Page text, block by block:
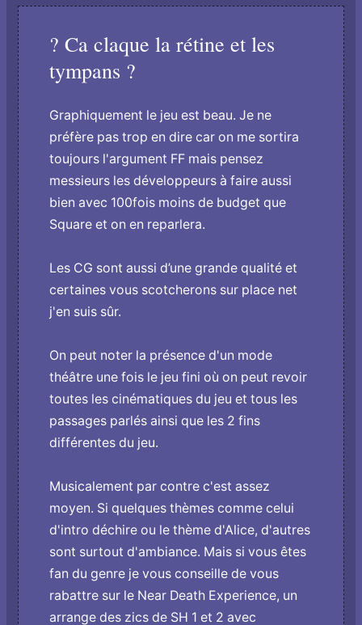
? Ca claque la rétine et les
tympans ?
Graphiquement le jeu est beau. Je ne
préfère pas trop en dire car o­n me sortira
toujours l'argument FF mais pensez
messieurs les développeurs à faire aussi
bien avec 100fois moins de budget que
Square et o­n en reparlera.
Les CG sont aussi d’une grande qualité et
certaines vous scotcherons sur place net
j'en suis sûr.
On peut noter la présence d'un mode
théâtre une fois le jeu fini où o­n peut revoir
toutes les cinématiques du jeu et tous les
passages parlés ainsi que les 2 fins
différentes du jeu.
Musicalement par contre c'est assez
moyen. Si quelques thèmes comme celui
d'intro déchire ou le thème d'Alice, d'autres
sont surtout d'ambiance. Mais si vous êtes
fan du genre je vous conseille de vous
rabattre sur le Near Death Experience, un
arrange des zics de SH 1 et 2 avec